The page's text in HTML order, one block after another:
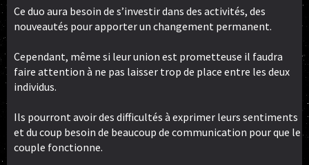
Ce duo aura besoin de s’investir dans des activités, des
nouveautés pour apporter un changement permanent.
Cependant, même si leur union est prometteuse il faudra
faire attention à ne pas laisser trop de place entre les deux
individus.
Ils pourront avoir des difficultés à exprimer leurs sentiments
et du coup besoin de beaucoup de communication pour que le
couple fonctionne.